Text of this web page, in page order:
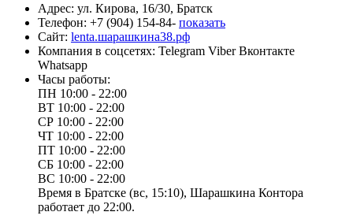
Адрес: ул. Кирова, 16/30, Братск
Телефон: +7 (904) 154-84- показать
Сайт: lenta.шарашкина38.рф
Компания в соцсетях: Telegram Viber Вконтакте
Whatsapp
Часы работы:
ПН 10:00 - 22:00
ВТ 10:00 - 22:00
СР 10:00 - 22:00
ЧТ 10:00 - 22:00
ПТ 10:00 - 22:00
СБ 10:00 - 22:00
ВС 10:00 - 22:00
Время в Братске (вс, 15:10), Шарашкина Контора
работает до 22:00.